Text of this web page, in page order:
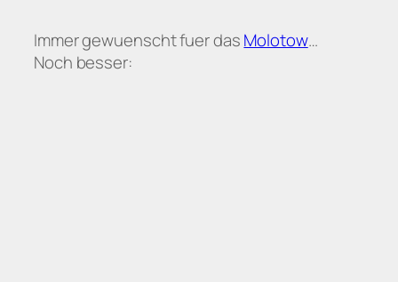
Immer gewuenscht fuer dasMolotow…
Noch besser: